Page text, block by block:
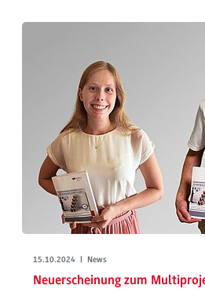
15.10.2024 | News
Neuerscheinung zum